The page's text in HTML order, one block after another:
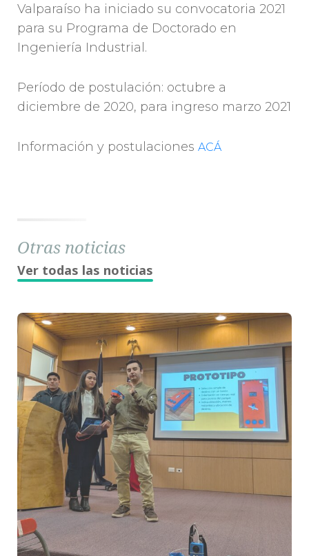
Valparaíso ha iniciado su convocatoria 2021
para su Programa de Doctorado en
Ingeniería Industrial.
Período de postulación: octubre a
diciembre de 2020, para ingreso marzo 2021
Información y postulaciones ACÁ
Otras noticias
Ver todas las noticias